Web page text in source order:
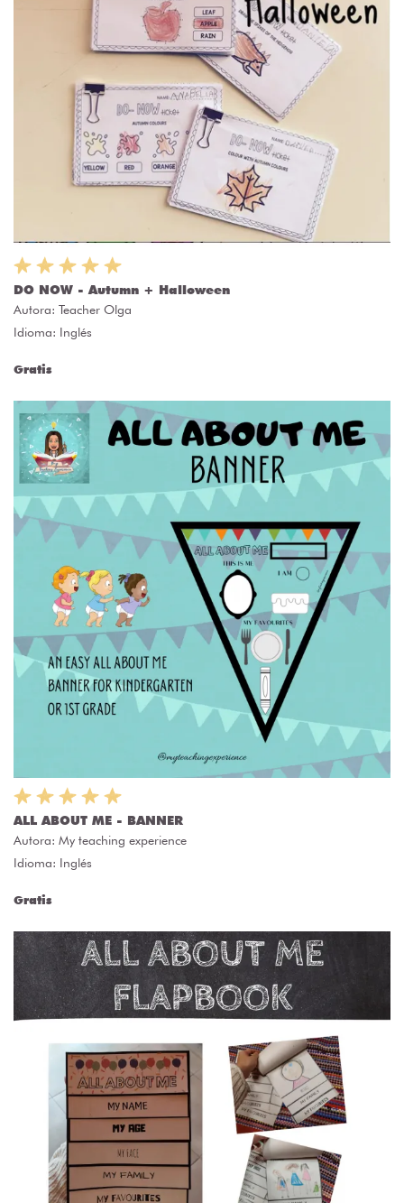
DO NOW - Autumn + Halloween
Autora: Teacher Olga
Idioma: Inglés
Gratis
ALL ABOUT ME - BANNER
Autora: My teaching experience
Idioma: Inglés
Gratis